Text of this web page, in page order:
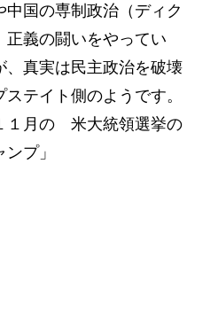
国の専制政治（ディク
正義の闘いをやってい
、真実は民主政治を破壊
テイト側のようです。
１月の 米大統領選挙の
プ」